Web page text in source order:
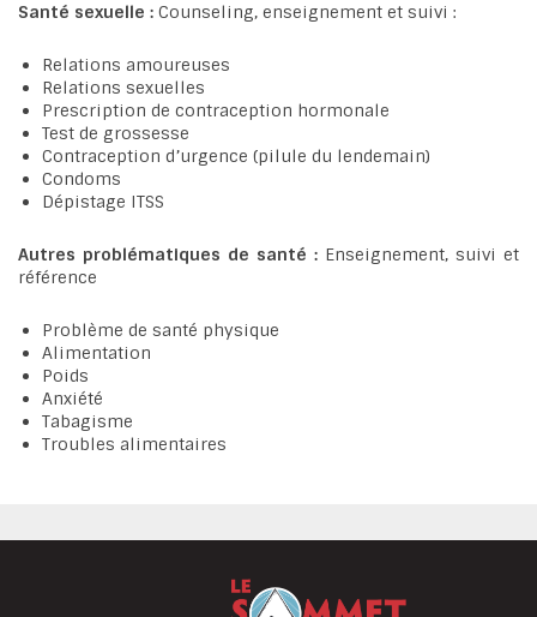
Santé sexuelle : Counseling, enseignement et suivi :
Relations amoureuses
Relations sexuelles
Prescription de contraception hormonale
Test de grossesse
Contraception d’urgence (pilule du lendemain)
Condoms
Dépistage ITSS
Autres problématiques de santé : Enseignement, suivi et
référence
Problème de santé physique
Alimentation
Poids
Anxiété
Tabagisme
Troubles alimentaires